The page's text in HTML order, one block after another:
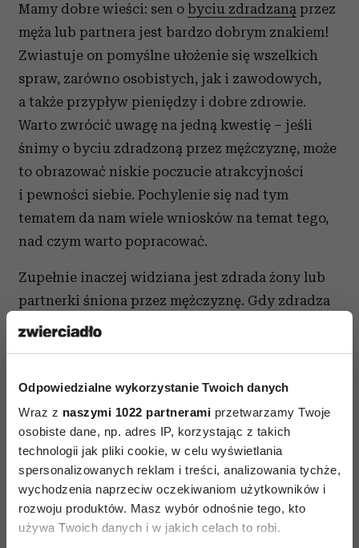
Odpowiedzialne wykorzystanie Twoich danych
Wraz z naszymi 1022 partnerami przetwarzamy Twoje
osobiste dane, np. adres IP, korzystając z takich
technologii jak pliki cookie, w celu wyświetlania
spersonalizowanych reklam i treści, analizowania tychże,
wychodzenia naprzeciw oczekiwaniom użytkowników i
rozwoju produktów. Masz wybór odnośnie tego, kto
używa Twoich danych i w jakich celach to robi.
Mamy dobre wieści: sen o byciu zdradzaną przez
męża lub partnera jest bardzo dobrym znakiem!
Zwiastuje on pomyślne ułożenie się wszelkich
spraw, zarówno osobistych, jak i zawodowych,
a także przypływ pieniędzy i dobre zdrowie.
Warto zwrócić uwagę na jedną kwestię – jeśli
śnimy o byciu zdradzoną przez mężczyznę, może
to obrazować niskie poczucie atrakcyjności
i pewności siebie. Pochylenie się nad tym
tematem da nam wiele wniosków na temat tego,
nad czym warto popracować.
Zupełnie inaczej widziana jest zdrada żony lub
partnerki śniona przez mężczyznę. Gdy zdradza
kobieta, jest to zapowiedź upokorzenia w jednej
mniej przyjemna, o ile zdradę widziało wiele
osób. To może oznaczać utratę autorytetu w dość
szerokim gronie. Nie ma jednak co tracić głowy –
według niektórych analiz sen o zdradzie żony
może oznaczać zbliżający się sukces.
Sen o zdradzie – co oznacza